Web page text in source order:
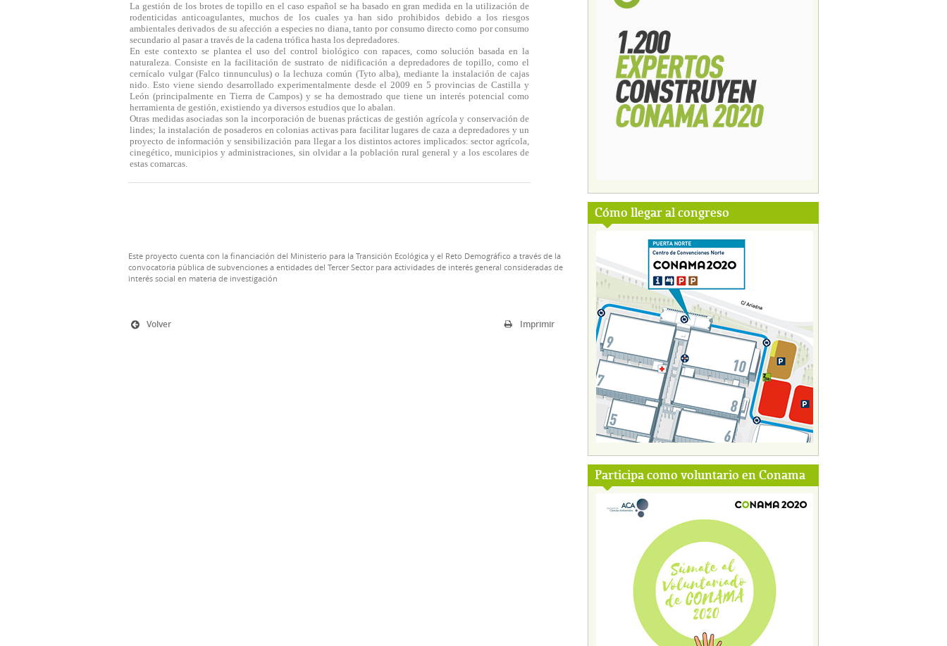
Cómo llegar al congreso
Participa como voluntario en Conama
La gestión de los brotes de topillo en el caso español se ha basado en gran medida en la utilización de
rodenticidas anticoagulantes, muchos de los cuales ya han sido prohibidos debido a los riesgos
ambientales derivados de su afección a especies no diana, tanto por consumo directo como por consumo
secundario al pasar a través de la cadena trófica hasta los depredadores.
En este contexto se plantea el uso del control biológico con rapaces, como solución basada en la
naturaleza. Consiste en la facilitación de sustrato de nidificación a depredadores de topillo, como el
cernícalo vulgar (Falco tinnunculus) o la lechuza común (Tyto alba), mediante la instalación de cajas
nido. Esto viene siendo desarrollado experimentalmente desde el 2009 en 5 provincias de Castilla y
León (principalmente en Tierra de Campos) y se ha demostrado que tiene un interés potencial como
herramienta de gestión, existiendo ya diversos estudios que lo abalan.
Otras medidas asociadas son la incorporación de buenas prácticas de gestión agrícola y conservación de
lindes; la instalación de posaderos en colonias activas para facilitar lugares de caza a depredadores y un
proyecto de información y sensibilización para llegar a los distintos actores implicados: sector agrícola,
cinegético, municipios y administraciones, sin olvidar a la población rural general y a los escolares de
estas comarcas.
Este proyecto cuenta con la financiación del Ministerio para la Transición Ecológica y el Reto Demográfico a través de la
convocatoria pública de subvenciones a entidades del Tercer Sector para actividades de interés general consideradas de
interés social en materia de investigación
Imprimir
Volver